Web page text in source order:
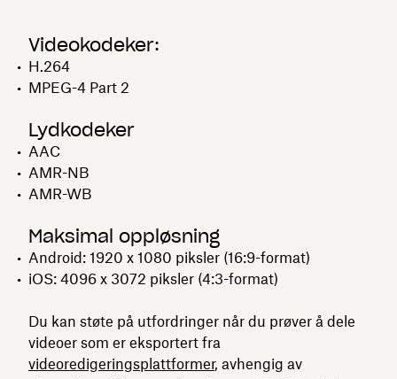
Videokodeker:
H.264
MPEG-4 Part 2
Lydkodeker
AAC
AMR-NB
AMR-WB
Maksimal oppløsning
Android: 1920 x 1080 piksler (16:9-format)
iOS: 4096 x 3072 piksler (4:3-format)
Du kan støte på utfordringer når du prøver å dele
videoer som er eksportert fra
videoredigeringsplattformer, avhengig av